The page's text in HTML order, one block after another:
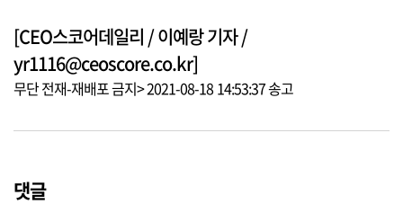
[CEO스코어데일리 / 이예랑 기자 /
yr1116@ceoscore.co.kr]
무단 전재-재배포 금지> 2021-08-18 14:53:37 송고
댓글